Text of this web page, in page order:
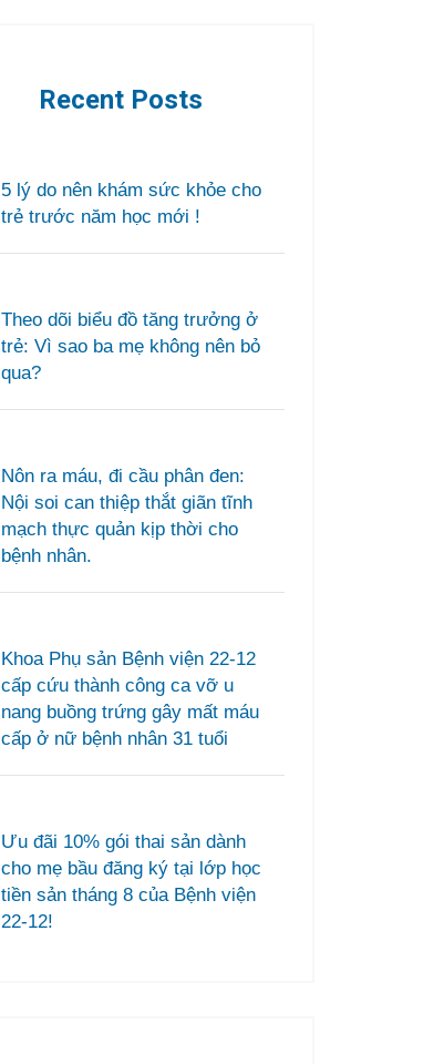
Recent Posts
5 lý do nên khám sức khỏe cho
trẻ trước năm học mới !
Theo dõi biểu đồ tăng trưởng ở
trẻ: Vì sao ba mẹ không nên bỏ
qua?
Nôn ra máu, đi cầu phân đen:
Nội soi can thiệp thắt giãn tĩnh
mạch thực quản kịp thời cho
bệnh nhân.
Khoa Phụ sản Bệnh viện 22-12
cấp cứu thành công ca vỡ u
nang buồng trứng gây mất máu
cấp ở nữ bệnh nhân 31 tuổi
Ưu đãi 10% gói thai sản dành
cho mẹ bầu đăng ký tại lớp học
tiền sản tháng 8 của Bệnh viện
22-12!